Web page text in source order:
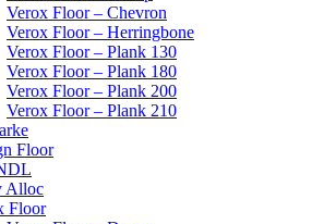
Verox Floor – Chevron
Verox Floor – Herringbone
Verox Floor – Plank 130
Verox Floor – Plank 180
Verox Floor – Plank 200
Verox Floor – Plank 210
Floor
Alloc
Floor